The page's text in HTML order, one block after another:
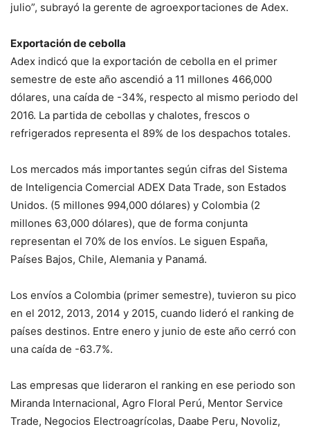
julio”, subrayó la gerente de agroexportaciones de Adex.
Exportación de cebolla
Adex indicó que la exportación de cebolla en el primer
semestre de este año ascendió a 11 millones 466,000
dólares, una caída de -34%, respecto al mismo periodo del
2016. La partida de cebollas y chalotes, frescos o
refrigerados representa el 89% de los despachos totales.
Los mercados más importantes según cifras del Sistema
de Inteligencia Comercial ADEX Data Trade, son Estados
Unidos. (5 millones 994,000 dólares) y Colombia (2
millones 63,000 dólares), que de forma conjunta
representan el 70% de los envíos. Le siguen España,
Países Bajos, Chile, Alemania y Panamá.
Los envíos a Colombia (primer semestre), tuvieron su pico
en el 2012, 2013, 2014 y 2015, cuando lideró el ranking de
países destinos. Entre enero y junio de este año cerró con
una caída de -63.7%.
Las empresas que lideraron el ranking en ese periodo son
Miranda Internacional, Agro Floral Perú, Mentor Service
Trade, Negocios Electroagrícolas, Daabe Peru, Novoliz,